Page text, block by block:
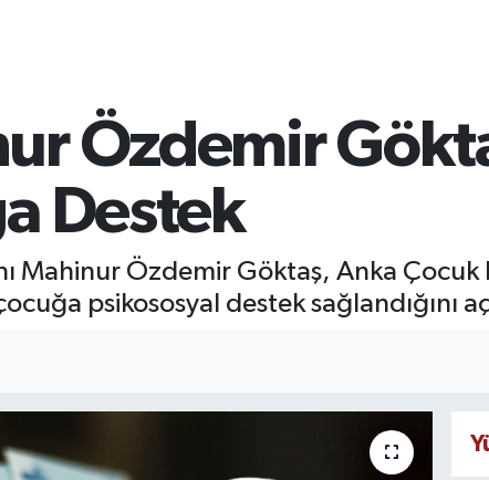
Özdemir
Destek
Mahinur Özdemir Göktaş, Anka Çocuk
psikososyal destek sağlandığını